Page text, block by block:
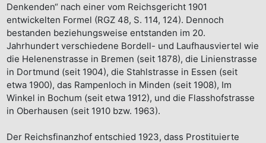
Denkenden“ nach einer vom Reichsgericht 1901
entwickelten Formel (RGZ 48, S. 114, 124). Dennoch
bestanden beziehungsweise entstanden im 20.
Jahrhundert verschiedene Bordell- und Laufhausviertel wie
die Helenenstrasse in Bremen (seit 1878), die Linienstrasse
in Dortmund (seit 1904), die Stahlstrasse in Essen (seit
etwa 1900), das Rampenloch in Minden (seit 1908), Im
Winkel in Bochum (seit etwa 1912), und die Flasshofstrasse
in Oberhausen (seit 1910 bzw. 1963).
Der Reichsfinanzhof entschied 1923, dass Prostituierte